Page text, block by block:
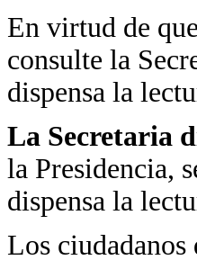
En virtud de
consulte la
dispensa la
La Secretaria
la Presidencia,
dispensa la
Los